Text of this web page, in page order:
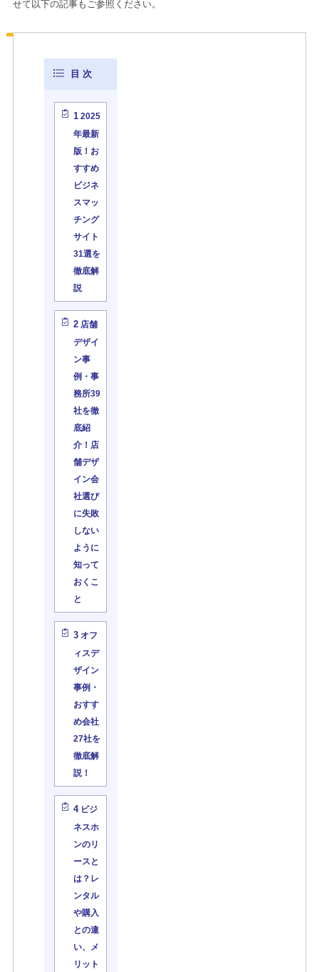
せて以下の記事もご参照ください。
12025
年最新
版！お
すすめ
ビジネ
スマッ
チング
サイト
31選を
徹底解
説
2店舗
デザイ
ン事
例・事
務所39
社を徹
底紹
介！店
舗デザ
イン会
社選び
に失敗
しない
ように
知って
おくこ
と
3オフ
ィスデ
ザイン
事例・
おすす
め会社
27社を
徹底解
説！
4ビジ
ネスホ
ンのリ
ースと
は？レ
ンタル
や購入
との違
い、メ
リット